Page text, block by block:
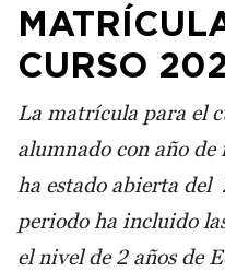
CURSO
La matrícula para el
alumnado con año
ha estado abierta del
periodo ha incluido
el nivel de 2 años de